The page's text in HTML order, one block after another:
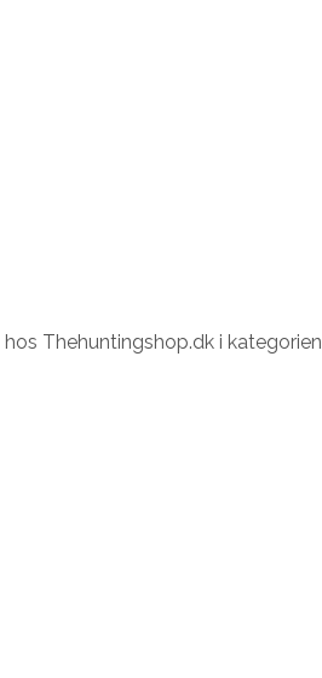
hos Thehuntingshop.dk i kategorien